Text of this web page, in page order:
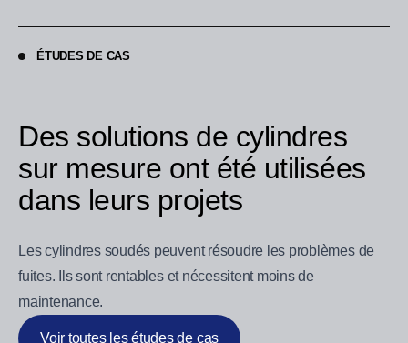
ÉTUDES DE CAS
Des solutions de cylindres
sur mesure ont été utilisées
dans leurs projets
Les cylindres soudés peuvent résoudre les problèmes de
fuites. Ils sont rentables et nécessitent moins de
maintenance.
Voir toutes les études de cas